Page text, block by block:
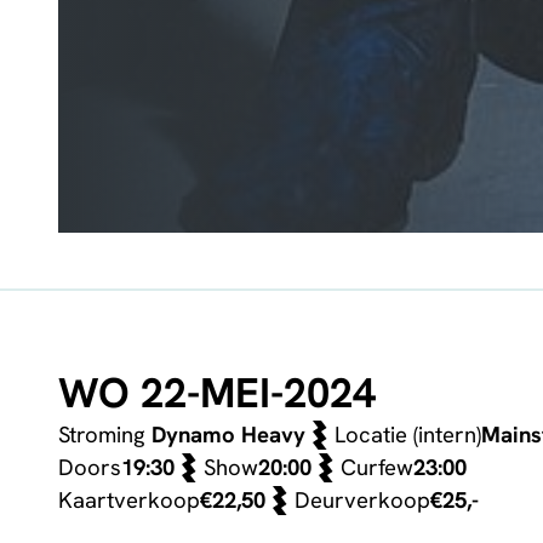
WO 22-MEI-2024
Stroming Dynamo Heavy Locatie (intern)
Doors19:30 Show20:00 Curfew23:00
Kaartverkoop€22,50 Deurverkoop€25,-